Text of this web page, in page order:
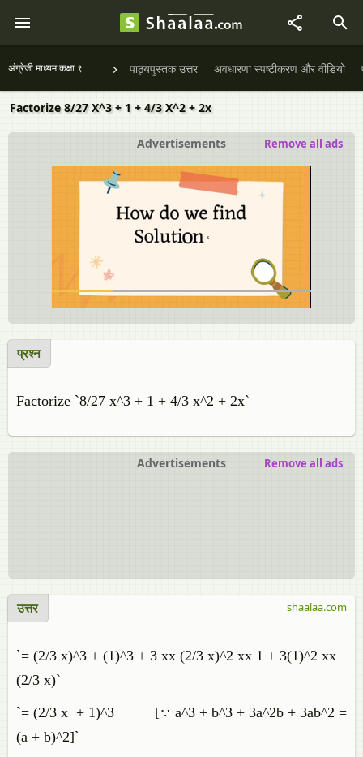
अंग्रेजी माध्यम कक्षा ९ पाठ्यपुस्तक उत्तर अवधारणा स्पष्टीकरण और वीडियो
Factorize 8/27 X^3 + 1 + 4/3 X^2 + 2x
Advertisements Remove all ads
प्रश्न
Factorize `8/27 x^3 + 1 + 4/3 x^2 + 2x`
Advertisements Remove all ads
उत्तर
`= (2/3 x)^3 + (1)^3 + 3 xx (2/3 x)^2 xx 1 + 3(1)^2 xx
(2/3 x)`
`= (2/3 x + 1)^3 [∵ a^3 + b^3 + 3a^2b + 3ab^2 =
(a + b)^2]`
shaalaa.com